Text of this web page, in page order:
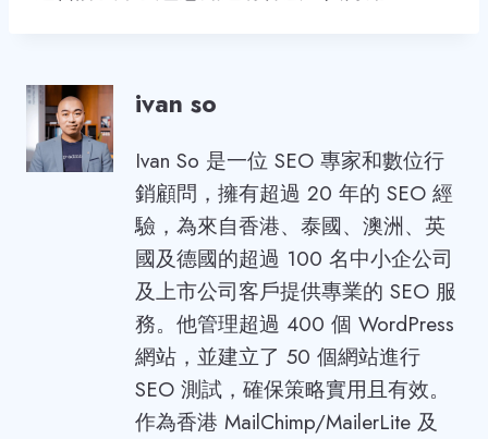
ivan so
Ivan So 是一位 SEO 專家和數位行
銷顧問，擁有超過 20 年的 SEO 經
驗，為來自香港、泰國、澳洲、英
國及德國的超過 100 名中小企公司
及上市公司客戶提供專業的 SEO 服
務。他管理超過 400 個 WordPress
網站，並建立了 50 個網站進行
SEO 測試，確保策略實用且有效。
作為香港 MailChimp/MailerLite 及